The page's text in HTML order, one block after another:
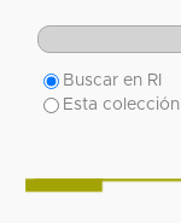
Buscar en RI
Esta colección